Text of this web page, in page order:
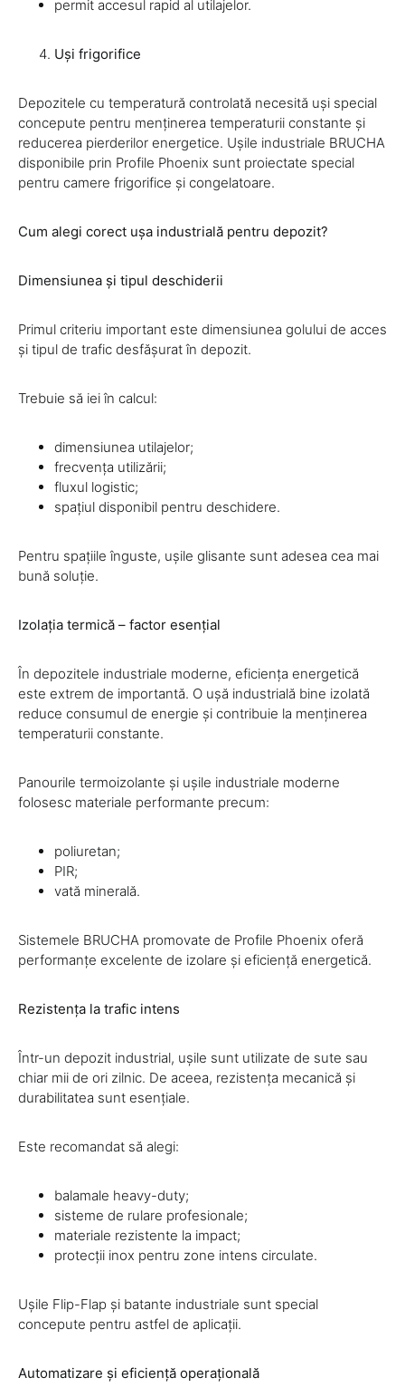
permit accesul rapid al utilajelor.
Uși frigorifice
Depozitele cu temperatură controlată necesită uși special
concepute pentru menținerea temperaturii constante și
reducerea pierderilor energetice. Ușile industriale BRUCHA
disponibile prin Profile Phoenix sunt proiectate special
pentru camere frigorifice și congelatoare.
Cum alegi corect ușa industrială pentru depozit?
Dimensiunea și tipul deschiderii
Primul criteriu important este dimensiunea golului de acces
și tipul de trafic desfășurat în depozit.
Trebuie să iei în calcul:
dimensiunea utilajelor;
frecvența utilizării;
fluxul logistic;
spațiul disponibil pentru deschidere.
Pentru spațiile înguste, ușile glisante sunt adesea cea mai
bună soluție.
Izolația termică – factor esențial
În depozitele industriale moderne, eficiența energetică
este extrem de importantă. O ușă industrială bine izolată
reduce consumul de energie și contribuie la menținerea
temperaturii constante.
Panourile termoizolante și ușile industriale moderne
folosesc materiale performante precum:
poliuretan;
PIR;
vată minerală.
Sistemele BRUCHA promovate de Profile Phoenix oferă
performanțe excelente de izolare și eficiență energetică.
Rezistența la trafic intens
Într-un depozit industrial, ușile sunt utilizate de sute sau
chiar mii de ori zilnic. De aceea, rezistența mecanică și
durabilitatea sunt esențiale.
Este recomandat să alegi:
balamale heavy-duty;
sisteme de rulare profesionale;
materiale rezistente la impact;
protecții inox pentru zone intens circulate.
Ușile Flip-Flap și batante industriale sunt special
concepute pentru astfel de aplicații.
Automatizare și eficiență operațională